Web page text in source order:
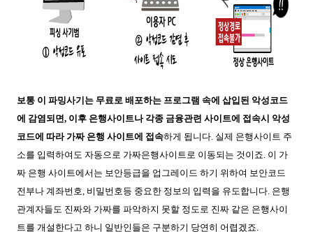
보통 이 파밍사기는 무료로 배포하는 프로그램 속에 삽입된 악성코드
에 감염되면, 이후 은행사이트나 각종 금융관련 사이트에 접속시 악성
코드에 따라 가짜 은행 사이트에 접속하게 됩니다. 실제 은행사이트 주
소를 입력하여도 자동으로 가짜은행사이트로 이동되는 것이죠. 이 가
짜 은행 사이트에서는 보안등급을 업그레이드 하기 위하여 보안코드
전부나 계좌번호, 비밀번호등 중요한 정보의 입력을 유도합니다. 은행
관계자들도 진짜와 가짜를 파악하지 못할 정도로 진짜 같은 은행사이
트를 개설한다고 하니 일반인들은 구분하기 당연히 어렵겠죠.